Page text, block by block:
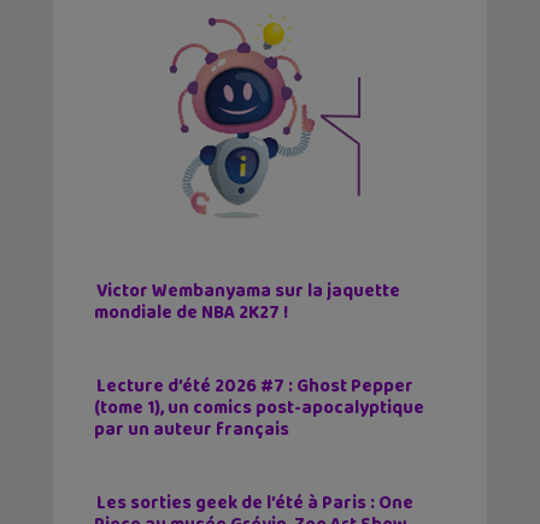
Victor Wembanyama sur la jaquette
mondiale de NBA 2K27 !
Lecture d’été 2026 #7 : Ghost Pepper
(tome 1), un comics post-apocalyptique
par un auteur français
Les sorties geek de l’été à Paris : One